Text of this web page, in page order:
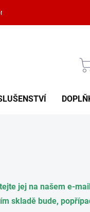
jej na našem e-
skladě bude,